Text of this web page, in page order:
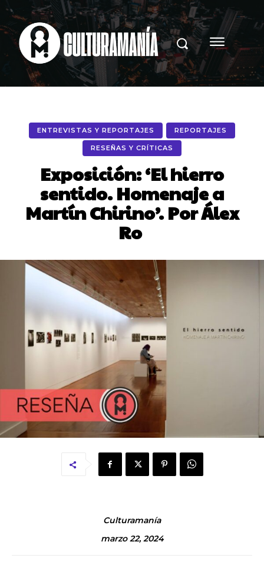
ENTREVISTAS Y REPORTAJES REPORTAJES
RESEÑAS Y CRÍTICAS
Exposición: ‘El hierro
sentido. Homenaje a
Martín Chirino’. Por Álex
Ro
Culturamanía
marzo 22, 2024